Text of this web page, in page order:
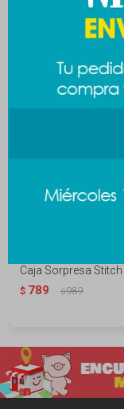
Caja Sorpresa
$ 789 $989